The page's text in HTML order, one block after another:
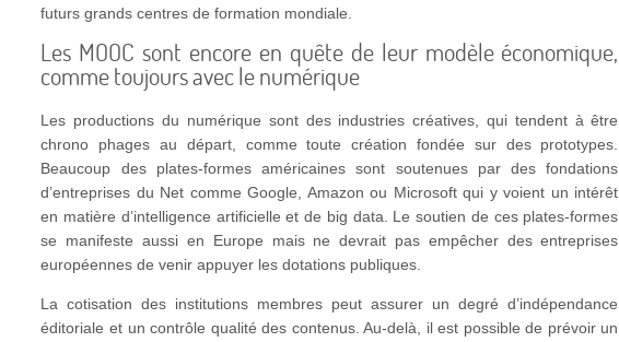
futurs grands centres de formation mondiale.
Les MOOC sont encore en quête de leur modèle économique,
comme toujours avec le numérique
Les productions du numérique sont des industries créatives, qui tendent à être
chrono phages au départ, comme toute création fondée sur des prototypes.
Beaucoup des plates-formes américaines sont soutenues par des fondations
d’entreprises du Net comme Google, Amazon ou Microsoft qui y voient un intérêt
en matière d’intelligence artificielle et de big data. Le soutien de ces plates-formes
se manifeste aussi en Europe mais ne devrait pas empêcher des entreprises
européennes de venir appuyer les dotations publiques.
La cotisation des institutions membres peut assurer un degré d’indépendance
éditoriale et un contrôle qualité des contenus. Au-delà, il est possible de prévoir un